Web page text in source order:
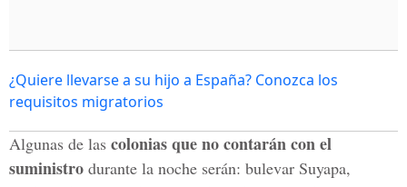
¿Quiere llevarse a su hijo a España? Conozca los
requisitos migratorios
Algunas de las colonias que no contarán con el
suministro durante la noche serán: bulevar Suyapa,